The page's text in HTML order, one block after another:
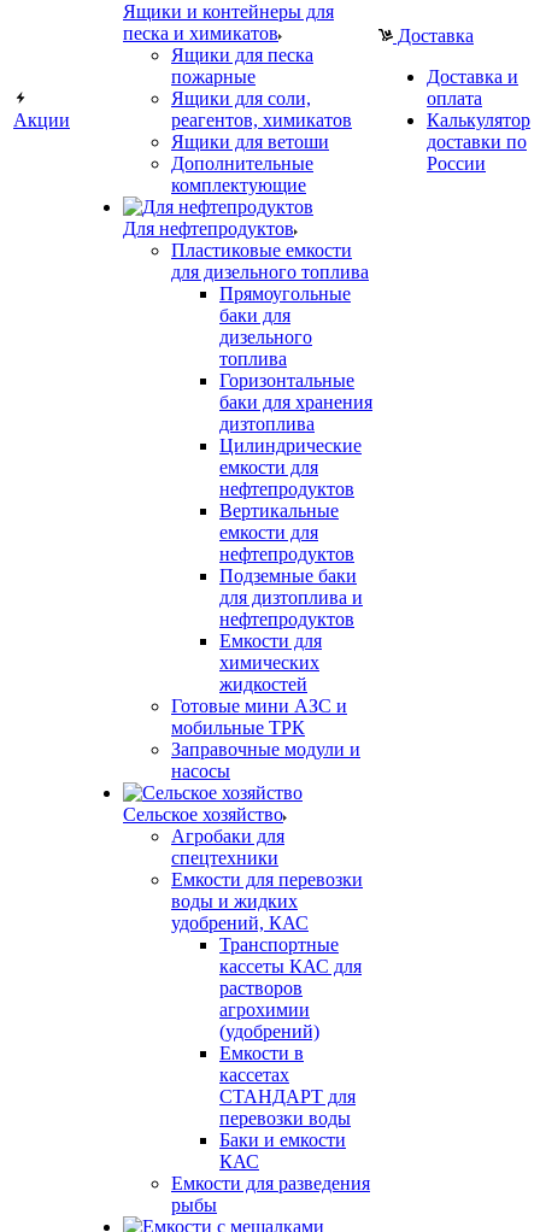
Акции
Ящики и контейнеры для
песка и химикатов
Ящики для песка
пожарные
Ящики для соли,
реагентов, химикатов
Ящики для ветоши
Дополнительные
комплектующие
Для нефтепродуктов
Пластиковые емкости
для дизельного топлива
Прямоугольные
баки для
дизельного
топлива
Горизонтальные
баки для хранения
дизтоплива
Цилиндрические
емкости для
нефтепродуктов
Вертикальные
емкости для
нефтепродуктов
Подземные баки
для дизтоплива и
нефтепродуктов
Емкости для
химических
жидкостей
Готовые мини АЗС и
мобильные ТРК
Заправочные модули и
насосы
Сельское хозяйство
Агробаки для
спецтехники
Емкости для перевозки
воды и жидких
удобрений, КАС
Транспортные
кассеты КАС для
растворов
агрохимии
(удобрений)
Емкости в
кассетах
СТАНДАРТ для
перевозки воды
Баки и емкости
КАС
Емкости для разведения
рыбы
Доставка
Доставка и
оплата
Калькулятор
доставки по
России